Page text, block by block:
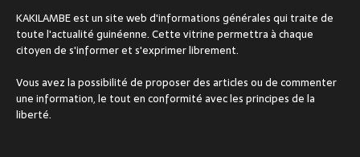
KAKILAMBE est un site web d'informations générales qui traite de
toute l'actualité guinéenne. Cette vitrine permettra à chaque
citoyen de s'informer et s'exprimer librement.
Vous avez la possibilité de proposer des articles ou de commenter
une information, le tout en conformité avec les principes de la
liberté.